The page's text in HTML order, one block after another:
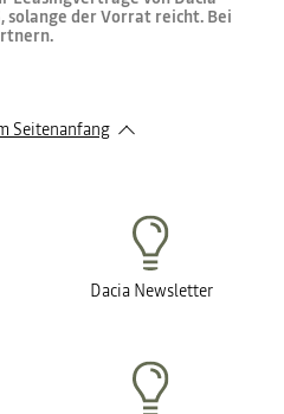
solange der Vorrat reicht. Bei
Seitenanfang
Dacia Newsletter